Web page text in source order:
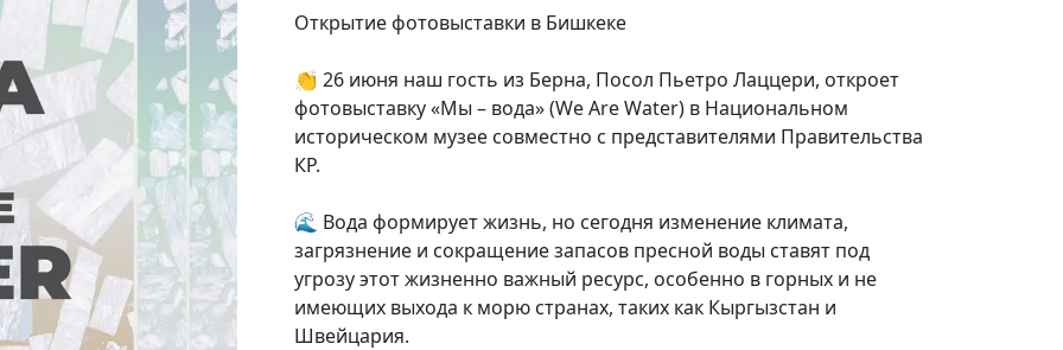
Открытие фотовыставки в Бишкеке
👏 26 июня наш гость из Берна, Посол Пьетро Лаццери, откроет
фотовыставку «Мы – вода» (We Are Water) в Национальном
историческом музее совместно с представителями Правительства
КР.
🌊 Вода формирует жизнь, но сегодня изменение климата,
загрязнение и сокращение запасов пресной воды ставят под
угрозу этот жизненно важный ресурс, особенно в горных и не
имеющих выхода к морю странах, таких как Кыргызстан и
Швейцария.